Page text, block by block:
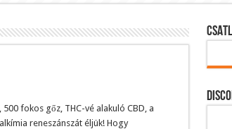
500 fokos gőz, THC-vé alakuló CBD, a
reneszánszát éljük! Hogy